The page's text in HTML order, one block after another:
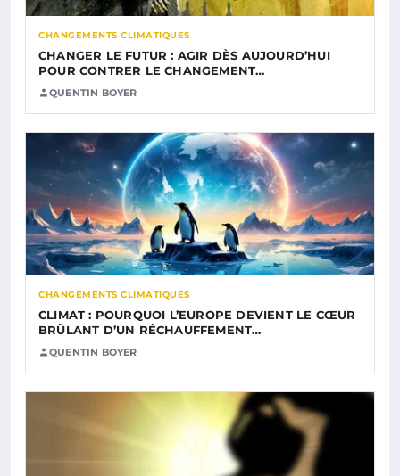
CHANGEMENTS CLIMATIQUES
CHANGER LE FUTUR : AGIR DÈS AUJOURD’HUI
POUR CONTRER LE CHANGEMENT…
QUENTIN BOYER
CHANGEMENTS CLIMATIQUES
CLIMAT : POURQUOI L’EUROPE DEVIENT LE CŒUR
BRÛLANT D’UN RÉCHAUFFEMENT…
QUENTIN BOYER